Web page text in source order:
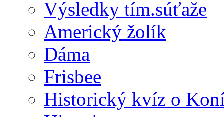
Výsledky tím.súťaže
Americký žolík
Dáma
Frisbee
Historický kvíz o